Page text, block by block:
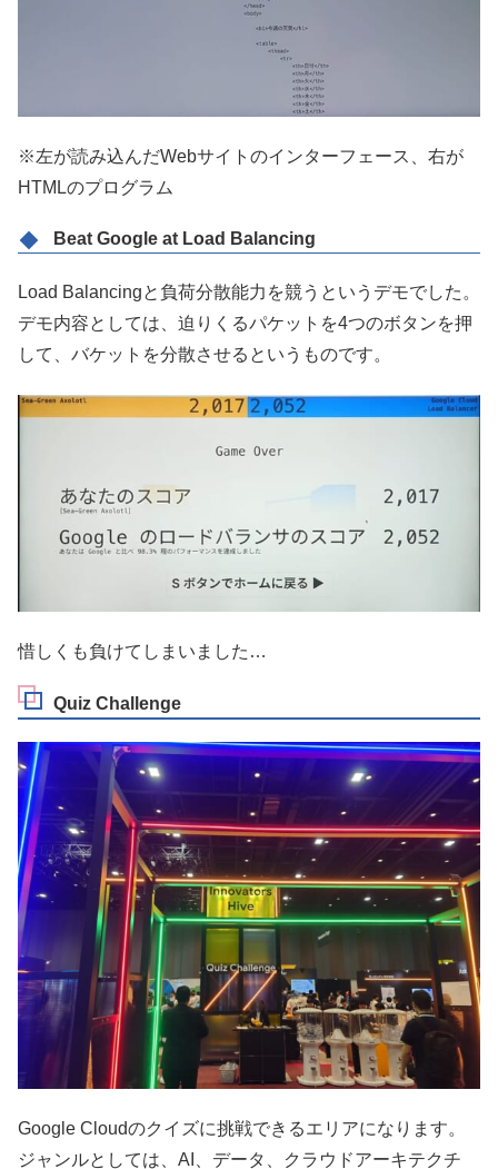
※左が読み込んだWebサイトのインターフェース、右が
HTMLのプログラム
Beat Google at Load Balancing
Load Balancingと負荷分散能力を競うというデモでした。
デモ内容としては、迫りくるパケットを4つのボタンを押
して、バケットを分散させるというものです。
惜しくも負けてしまいました…
Quiz Challenge
Google Cloudのクイズに挑戦できるエリアになります。
ジャンルとしては、AI、データ、クラウドアーキテクチ